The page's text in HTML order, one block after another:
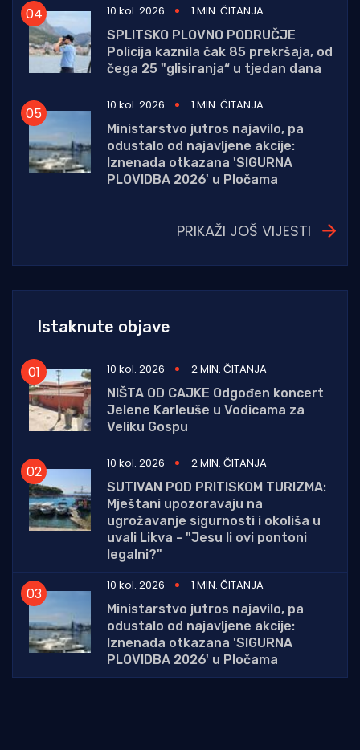
10 kol. 2026
1 MIN. ČITANJA
SPLITSKO PLOVNO PODRUČJE
Policija kaznila čak 85 prekršaja, od
čega 25 "glisiranja“ u tjedan dana
10 kol. 2026
1 MIN. ČITANJA
Ministarstvo jutros najavilo, pa
odustalo od najavljene akcije:
Iznenada otkazana 'SIGURNA
PLOVIDBA 2026' u Pločama
PRIKAŽI JOŠ VIJESTI
Istaknute objave
10 kol. 2026
2 MIN. ČITANJA
NIŠTA OD CAJKE Odgođen koncert
Jelene Karleuše u Vodicama za
Veliku Gospu
10 kol. 2026
2 MIN. ČITANJA
SUTIVAN POD PRITISKOM TURIZMA:
Mještani upozoravaju na
ugrožavanje sigurnosti i okoliša u
uvali Likva - "Jesu li ovi pontoni
legalni?"
10 kol. 2026
1 MIN. ČITANJA
Ministarstvo jutros najavilo, pa
odustalo od najavljene akcije:
Iznenada otkazana 'SIGURNA
PLOVIDBA 2026' u Pločama